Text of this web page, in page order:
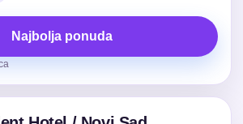
Najbolja ponuda